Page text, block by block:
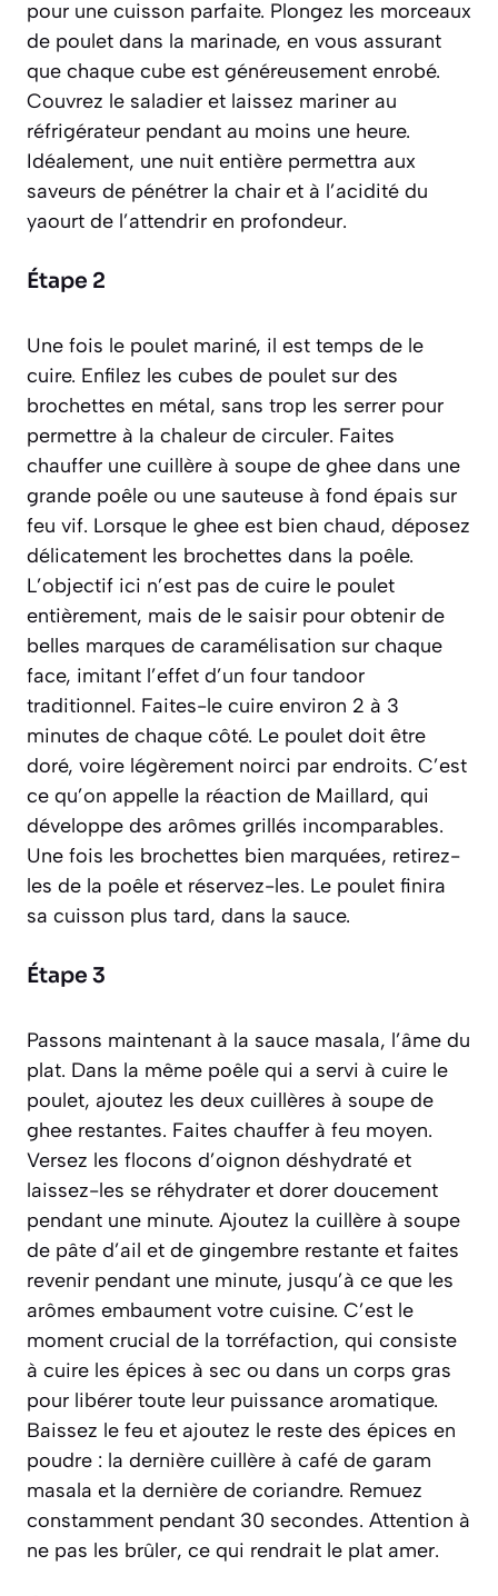
pour une cuisson parfaite. Plongez les morceaux
de poulet dans la marinade, en vous assurant
que chaque cube est généreusement enrobé.
Couvrez le saladier et laissez mariner au
réfrigérateur pendant au moins une heure.
Idéalement, une nuit entière permettra aux
saveurs de pénétrer la chair et à l’acidité du
yaourt de l’attendrir en profondeur.
Étape 2
Une fois le poulet mariné, il est temps de le
cuire. Enfilez les cubes de poulet sur des
brochettes en métal, sans trop les serrer pour
permettre à la chaleur de circuler. Faites
chauffer une cuillère à soupe de ghee dans une
grande poêle ou une sauteuse à fond épais sur
feu vif. Lorsque le ghee est bien chaud, déposez
délicatement les brochettes dans la poêle.
L’objectif ici n’est pas de cuire le poulet
entièrement, mais de le saisir pour obtenir de
belles marques de caramélisation sur chaque
face, imitant l’effet d’un four tandoor
traditionnel. Faites-le cuire environ 2 à 3
minutes de chaque côté. Le poulet doit être
doré, voire légèrement noirci par endroits. C’est
ce qu’on appelle la réaction de Maillard, qui
développe des arômes grillés incomparables.
Une fois les brochettes bien marquées, retirez-
les de la poêle et réservez-les. Le poulet finira
sa cuisson plus tard, dans la sauce.
Étape 3
Passons maintenant à la sauce masala, l’âme du
plat. Dans la même poêle qui a servi à cuire le
poulet, ajoutez les deux cuillères à soupe de
ghee restantes. Faites chauffer à feu moyen.
Versez les flocons d’oignon déshydraté et
laissez-les se réhydrater et dorer doucement
pendant une minute. Ajoutez la cuillère à soupe
de pâte d’ail et de gingembre restante et faites
revenir pendant une minute, jusqu’à ce que les
arômes embaument votre cuisine. C’est le
moment crucial de la torréfaction, qui consiste
à cuire les épices à sec ou dans un corps gras
pour libérer toute leur puissance aromatique.
Baissez le feu et ajoutez le reste des épices en
poudre : la dernière cuillère à café de garam
masala et la dernière de coriandre. Remuez
constamment pendant 30 secondes. Attention à
ne pas les brûler, ce qui rendrait le plat amer.